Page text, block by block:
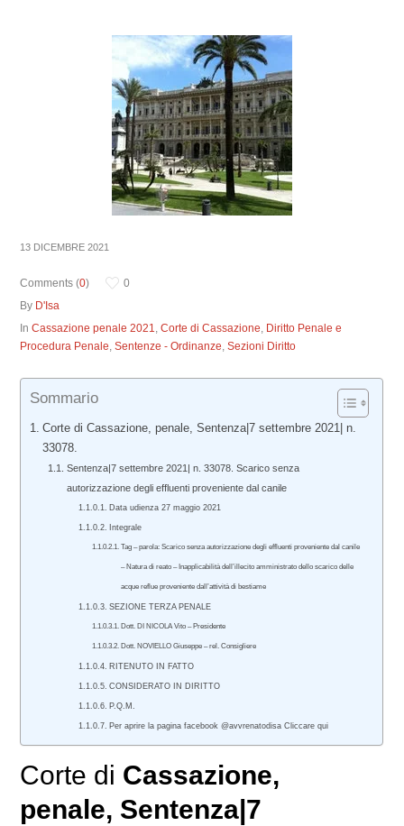
13 DICEMBRE 2021
Comments (0)
0
By D'Isa
InCassazione penale 2021,Corte di Cassazione, Diritto Penale e
Procedura Penale,Sentenze - Ordinanze,Sezioni Diritto
Sommario
Corte di Cassazione, penale, Sentenza|7 settembre 2021| n.
33078.
Sentenza|7 settembre 2021| n. 33078. Scarico senza
autorizzazione degli effluenti proveniente dal canile
Data udienza 27 maggio 2021
Integrale
Tag – parola: Scarico senza autorizzazione degli effluenti proveniente dal canile
– Natura di reato – Inapplicabilità dell’illecito amministrato dello scarico delle
acque reflue proveniente dall’attività di bestiame
SEZIONE TERZA PENALE
Dott. DI NICOLA Vito – Presidente
Dott. NOVIELLO Giuseppe – rel. Consigliere
RITENUTO IN FATTO
CONSIDERATO IN DIRITTO
P.Q.M.
Per aprire la pagina facebook @avvrenatodisa Cliccare qui
Corte di Cassazione,
penale, Sentenza|7